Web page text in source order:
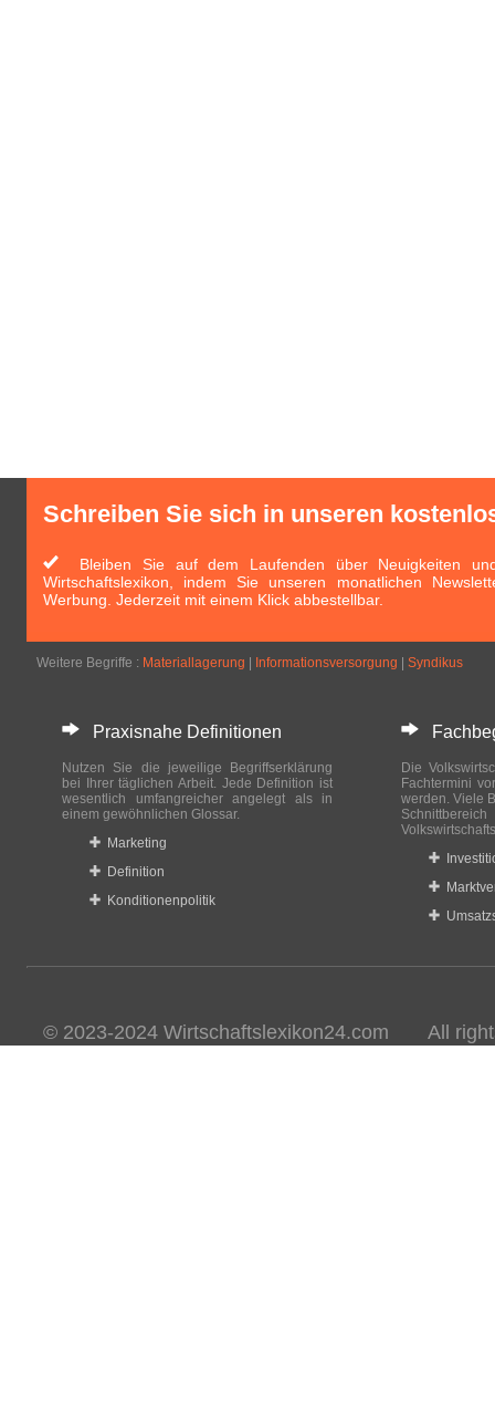
Schreiben Sie sich in unseren
Bleiben Sie auf dem Laufenden über Neuigkeiten
Wirtschaftslexikon, indem Sie unseren monatlichen
Werbung. Jederzeit mit einem Klick abbestellbar.
Weitere Begriffe : Materiallagerung Informationsversorgung Syndikus
Praxisnahe Definitionen
Nutzen Sie die jeweilige Begriffserklärung
bei Ihrer täglichen Arbeit. Jede Definition ist
wesentlich umfangreicher angelegt als in
einem gewöhnlichen Glossar.
Marketing
Definition
Konditionenpolitik
Die
Fachtermini
werden. Viele
© 2023-2024 Wirtschaftslexikon24.com All